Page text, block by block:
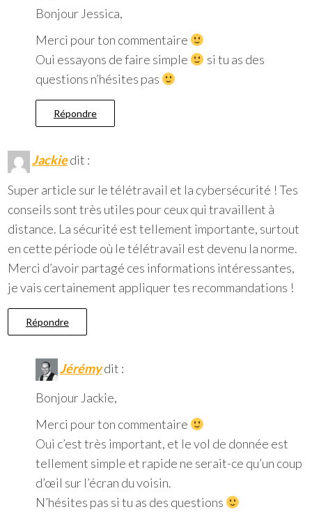
Bonjour Jessica,
Merci pour ton commentaire
Oui essayons de faire simple
si tu as des
questions n’hésites pas
Répondre
Jackiedit :
Super article sur le télétravail et la cybersécurité ! Tes
conseils sont très utiles pour ceux qui travaillent à
distance. La sécurité est tellement importante, surtout
en cette période où le télétravail est devenu la norme.
Merci d’avoir partagé ces informations intéressantes,
je vais certainement appliquer tes recommandations !
Répondre
Jérémydit :
Bonjour Jackie,
Merci pour ton commentaire
Oui c’est très important, et le vol de donnée est
tellement simple et rapide ne serait-ce qu’un coup
d’œil sur l’écran du voisin.
N’hésites pas si tu as des questions